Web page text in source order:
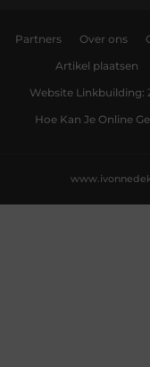
Partners Over ons
Artikel plaatsen
Website Linkbuilding:
Hoe Kan Je Online